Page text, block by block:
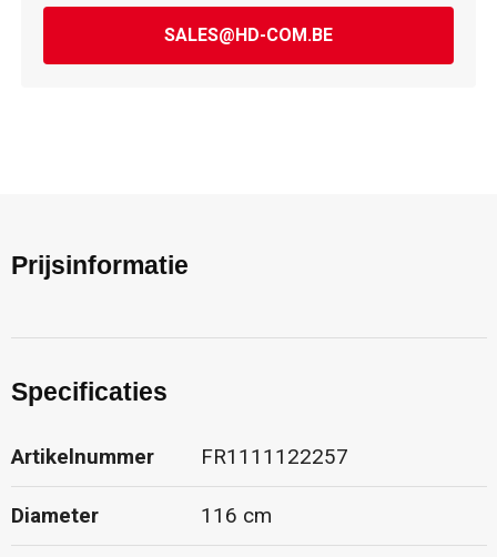
SALES@HD-COM.BE
Prijsinformatie
Specificaties
Artikelnummer FR1111122257
Diameter 116 cm